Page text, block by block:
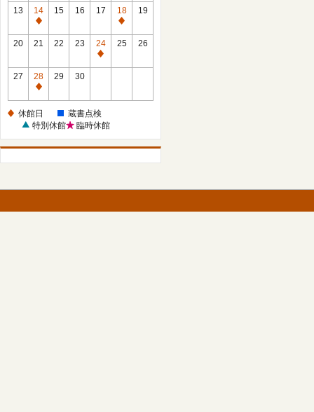
館
日
13
14
休
館
15 16 17
18
休
館
19
20 21 22 23
24
休
25 26
27
28
休
日
29 30
休館日
蔵書点検
特別休館
臨時休館